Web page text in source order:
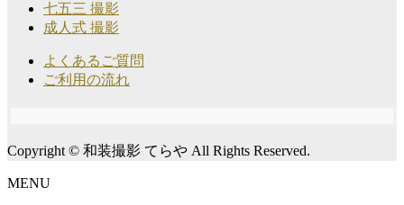
七五三 撮影
成人式 撮影
よくあるご質問
ご利用の流れ
Copyright © 和装撮影 てらや All Rights Reserved.
MENU